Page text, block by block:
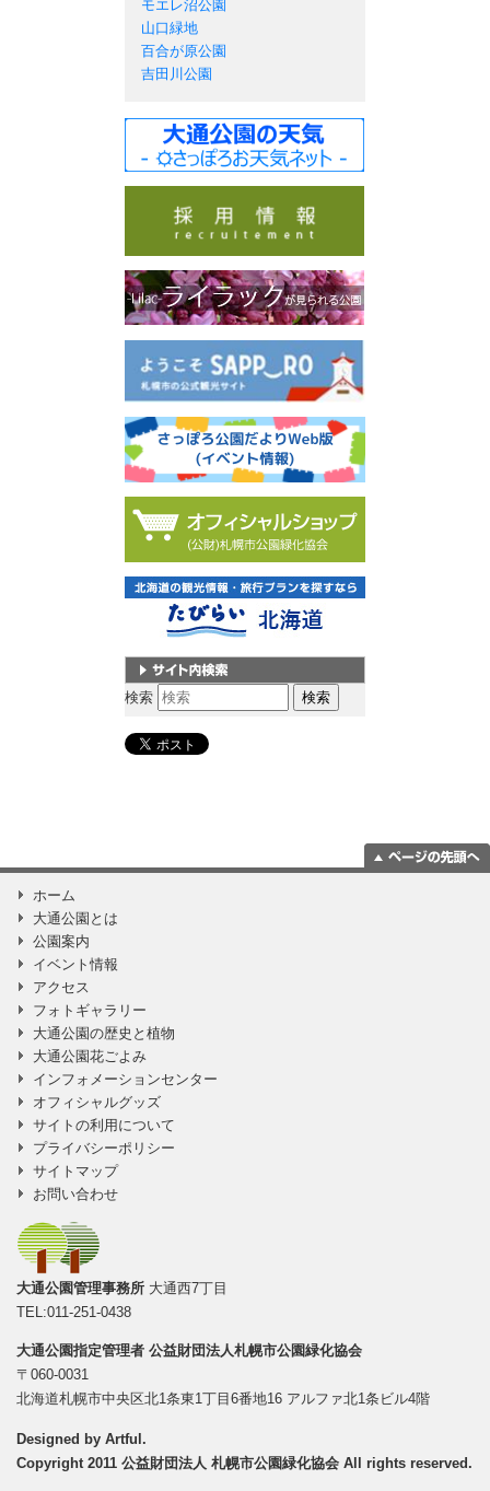
モエレ沼公園
山口緑地
百合が原公園
吉田川公園
サイト内検索
検索
ホーム
大通公園とは
公園案内
イベント情報
アクセス
フォトギャラリー
大通公園の歴史と植物
大通公園花ごよみ
インフォメーションセンター
オフィシャルグッズ
サイトの利用について
プライバシーポリシー
サイトマップ
お問い合わせ
大通公園管理事務所 大通西7丁目
TEL:011-251-0438
大通公園指定管理者 公益財団法人札幌市公園緑化協会
〒060-0031
北海道札幌市中央区北1条東1丁目6番地16 アルファ北1条ビル4階
Designed by Artful .
Copyright 2011 公益財団法人 札幌市公園緑化協会 All rights reserved.